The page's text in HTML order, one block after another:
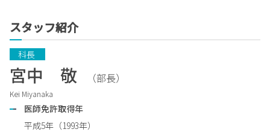
スタッフ紹介
科長
宮中 敬 （部長）
Kei Miyanaka
医師免許取得年
平成5年（1993年）